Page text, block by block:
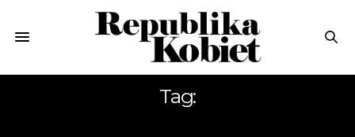
Tag: